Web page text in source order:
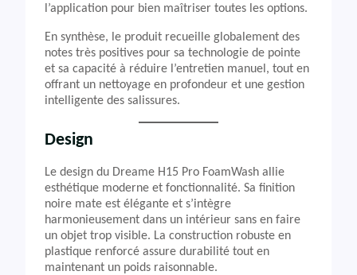
l’application pour bien maîtriser toutes les options.
En synthèse, le produit recueille globalement des
notes très positives pour sa technologie de pointe
et sa capacité à réduire l’entretien manuel, tout en
offrant un nettoyage en profondeur et une gestion
intelligente des salissures.
Design
Le design du Dreame H15 Pro FoamWash allie
esthétique moderne et fonctionnalité. Sa finition
noire mate est élégante et s’intègre
harmonieusement dans un intérieur sans en faire
un objet trop visible. La construction robuste en
plastique renforcé assure durabilité tout en
maintenant un poids raisonnable.